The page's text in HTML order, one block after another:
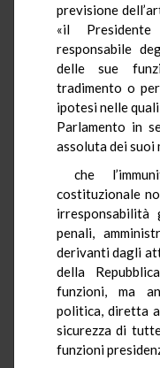
previsione
«il
responsabile
delle sue
tradimento o
ipotesi nelle
Parlamento in
assoluta dei suoi
che
costituzionale
irresponsabilità
penali,
derivanti dagli
della
funzioni, ma
politica, diretta
sicurezza di
funzioni